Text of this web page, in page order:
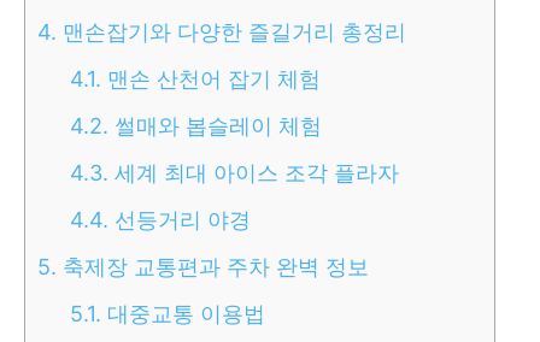
4. 맨손잡기와 다양한 즐길거리 총정리
4.1. 맨손 산천어 잡기 체험
4.2. 썰매와 봅슬레이 체험
4.3. 세계 최대 아이스 조각 플라자
4.4. 선등거리 야경
5. 축제장 교통편과 주차 완벽 정보
5.1. 대중교통 이용법